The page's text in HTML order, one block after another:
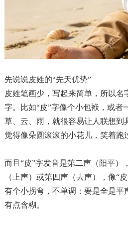
先说说皮姓的“先天优势”
皮姓笔画少，写起来简单，所以名
字。比如“皮”字像个小包袱，或者
草、云、雨，就很容易让人联想到
觉得像朵圆滚滚的小花儿，笑着跑
而且“皮”字发音是第二声（阳平
（上声）或第四声（去声），像“
有个小拐弯，不单调；要是全是平
有点含糊。